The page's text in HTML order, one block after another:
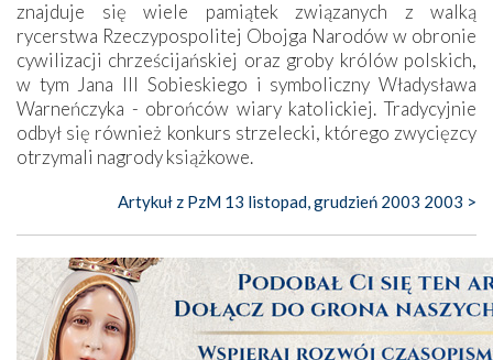
znajduje się wiele pamiątek związanych z walką
rycerstwa Rzeczypospolitej Obojga Narodów w obronie
cywilizacji chrześcijańskiej oraz groby królów polskich,
w tym Jana III Sobieskiego i symboliczny Władysława
Warneńczyka - obrońców wiary katolickiej. Tradycyjnie
odbył się również konkurs strzelecki, którego zwycięzcy
otrzymali nagrody książkowe.
Artykuł z PzM 13 listopad, grudzień 2003 2003 >